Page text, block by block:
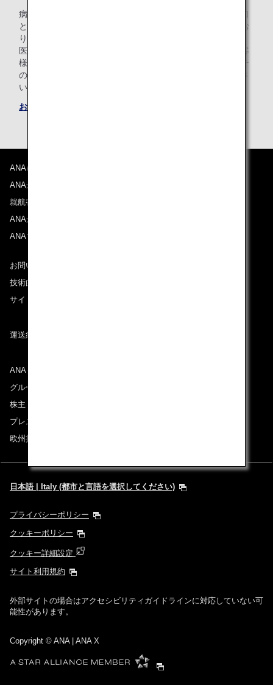
病気やけが・障がいによりご搭乗に不安のあるお客様の窓口
として、航空機のご利用に関するご相談やご希望を伺ってお
ります。
医療機器を機内でご使用になる場合や、座位が保てないお客
様で補助具のお貸し出しを希望される場合のご相談、またそ
の他ご不安をお持ちのお客様は遠慮なくお問い合わせくださ
い。
おからだの不自由な方の相談デスク
ANAについて
ANAからのお知らせ
就航都市
ANAがお約束する体験
ANAマイレージクラブ
お問い合わせ
技術的なお問い合わせ（推奨環境）
サイトマップ
運送約款
ANAグループについて
グループ企業一覧
株主・投資家情報
プレスリリース
欧州採用情報
日本語 | Italy (都市と言語を選択してください)
プライバシーポリシー
クッキーポリシー
クッキー詳細設定
サイト利用規約
外部サイトの場合はアクセシビリティガイドラインに対応していない可
能性があります。
Copyright © ANA | ANA X